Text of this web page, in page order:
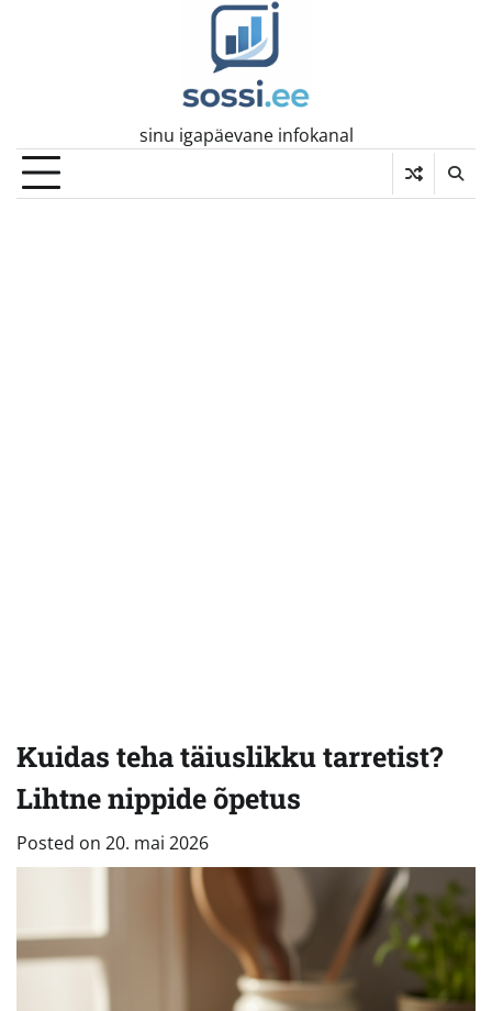
sinu igapäevane infokanal
Kuidas teha täiuslikku tarretist?
Lihtne nippide õpetus
Posted on 20. mai 2026